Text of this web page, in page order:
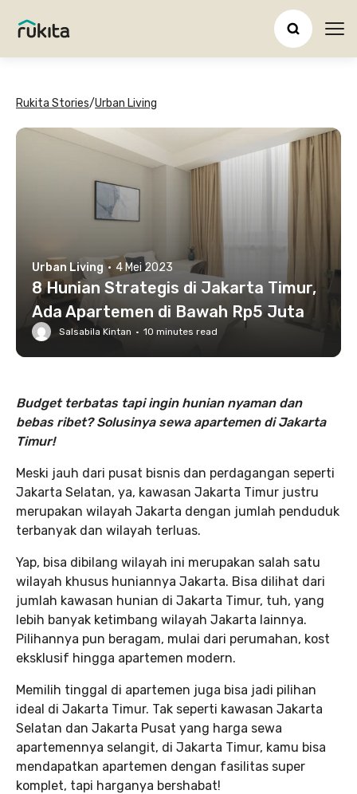
Rukita Stories/Urban Living
Urban Living · 4 Mei 2023
8 Hunian Strategis di Jakarta Timur,
Ada Apartemen di Bawah Rp5 Juta
Salsabila Kintan · 10 minutes read
Budget terbatas tapi ingin hunian nyaman dan
bebas ribet? Solusinya sewa apartemen di Jakarta
Timur!
Meski jauh dari pusat bisnis dan perdagangan seperti
Jakarta Selatan, ya, kawasan Jakarta Timur justru
merupakan wilayah Jakarta dengan jumlah penduduk
terbanyak dan wilayah terluas.
Yap, bisa dibilang wilayah ini merupakan salah satu
wilayah khusus huniannya Jakarta. Bisa dilihat dari
jumlah kawasan hunian di Jakarta Timur, tuh, yang
lebih banyak ketimbang wilayah Jakarta lainnya.
Pilihannya pun beragam, mulai dari perumahan, kost
eksklusif hingga apartemen modern.
Memilih tinggal di apartemen juga bisa jadi pilihan
ideal di Jakarta Timur. Tak seperti kawasan Jakarta
Selatan dan Jakarta Pusat yang harga sewa
apartemennya selangit, di Jakarta Timur, kamu bisa
mendapatkan apartemen dengan fasilitas super
komplet, tapi harganya bershabat!